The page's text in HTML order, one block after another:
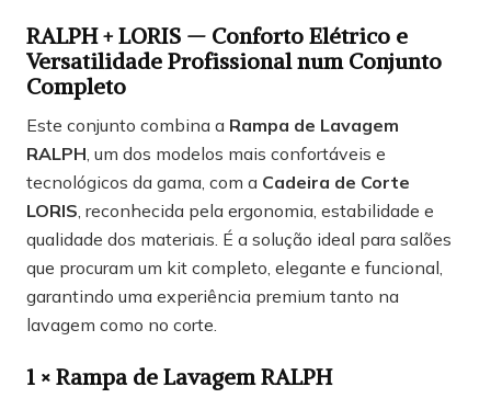
RALPH + LORIS — Conforto Elétrico e
Versatilidade Profissional num Conjunto
Completo
Este conjunto combina a Rampa de Lavagem
RALPH , um dos modelos mais confortáveis e
tecnológicos da gama, com a Cadeira de Corte
LORIS , reconhecida pela ergonomia, estabilidade e
qualidade dos materiais. É a solução ideal para salões
que procuram um kit completo, elegante e funcional,
garantindo uma experiência premium tanto na
lavagem como no corte.
1 × Rampa de Lavagem RALPH